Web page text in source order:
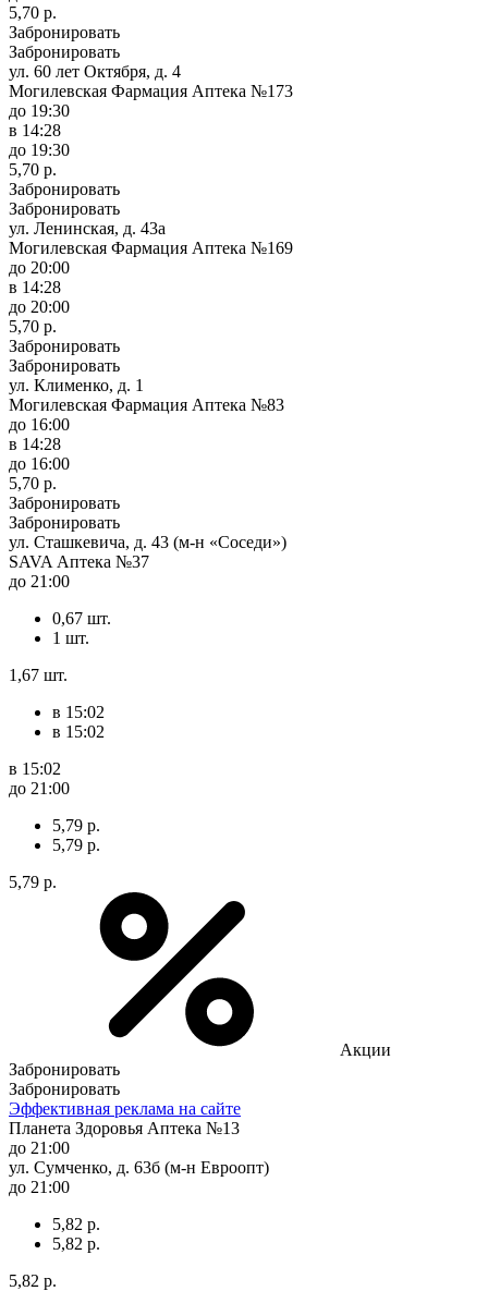
5,70 р.
Забронировать
Забронировать
ул. 60 лет Октября, д. 4
Могилевская Фармация Аптека №173
до 19:30
в 14:28
до 19:30
5,70 р.
Забронировать
Забронировать
ул. Ленинская, д. 43а
Могилевская Фармация Аптека №169
до 20:00
в 14:28
до 20:00
5,70 р.
Забронировать
Забронировать
ул. Клименко, д. 1
Могилевская Фармация Аптека №83
до 16:00
в 14:28
до 16:00
5,70 р.
Забронировать
Забронировать
ул. Сташкевича, д. 43 (м-н «Соседи»)
SAVA Аптека №37
до 21:00
0,67 шт.
1 шт.
1,67 шт.
в 15:02
в 15:02
в 15:02
до 21:00
5,79 р.
5,79 р.
5,79 р.
Акции
Забронировать
Забронировать
Эффективная реклама на сайте
Планета Здоровья Аптека №13
до 21:00
ул. Сумченко, д. 63б (м-н Евроопт)
до 21:00
5,82 р.
5,82 р.
5,82 р.